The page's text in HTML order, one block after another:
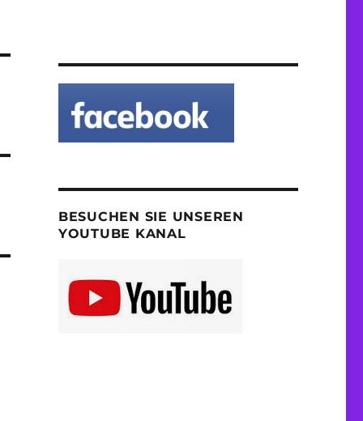
BESUCHEN SIE UNSEREN
YOUTUBE KANAL